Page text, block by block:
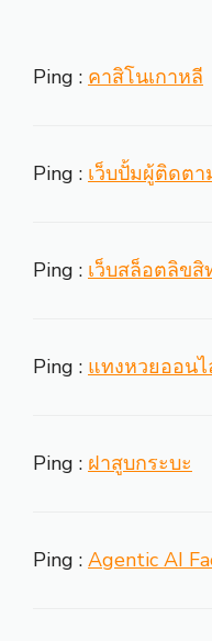
Ping : คาสิโนเกาหลี
Ping : เว็บปั้มผู้ติดตา
Ping : เว็บสล็อตลิขสิ
Ping : แทงหวยออนไ
Ping : ฝาสูบกระบะ
Ping : Agentic AI